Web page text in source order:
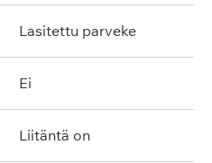
lasitettu parveke
ei
liitäntä on